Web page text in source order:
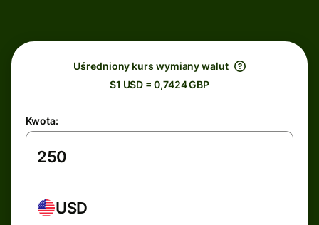
Uśredniony kurs wymiany walut
$1 USD = 0,7424 GBP
Kwota:
USD